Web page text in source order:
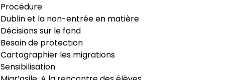
Procédure
Dublin et la non-entrée en matière
Décisions sur le fond
Besoin de protection
Cartographier les migrations
Sensibilisation